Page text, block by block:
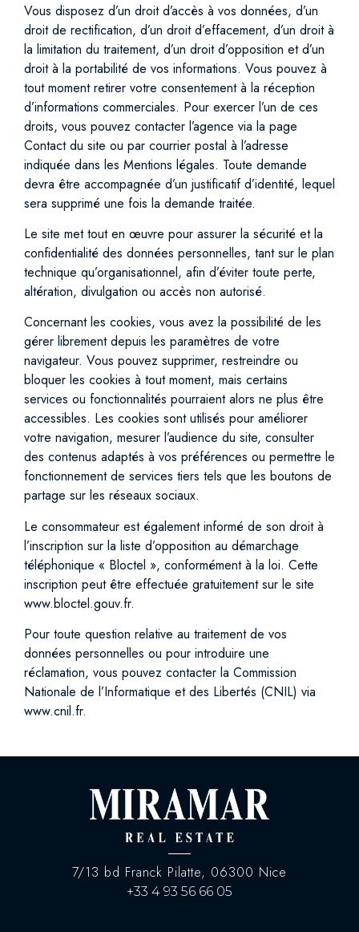
Vous disposez d’un droit d’accès à vos données, d’un
droit de rectification, d’un droit d’effacement, d’un droit à
la limitation du traitement, d’un droit d’opposition et d’un
droit à la portabilité de vos informations. Vous pouvez à
tout moment retirer votre consentement à la réception
d’informations commerciales. Pour exercer l’un de ces
droits, vous pouvez contacter l’agence via la page
Contact du site ou par courrier postal à l’adresse
indiquée dans les Mentions légales. Toute demande
devra être accompagnée d’un justificatif d’identité, lequel
sera supprimé une fois la demande traitée.
Le site met tout en œuvre pour assurer la sécurité et la
confidentialité des données personnelles, tant sur le plan
technique qu’organisationnel, afin d’éviter toute perte,
altération, divulgation ou accès non autorisé.
Concernant les cookies, vous avez la possibilité de les
gérer librement depuis les paramètres de votre
navigateur. Vous pouvez supprimer, restreindre ou
bloquer les cookies à tout moment, mais certains
services ou fonctionnalités pourraient alors ne plus être
accessibles. Les cookies sont utilisés pour améliorer
votre navigation, mesurer l’audience du site, consulter
des contenus adaptés à vos préférences ou permettre le
fonctionnement de services tiers tels que les boutons de
partage sur les réseaux sociaux.
Le consommateur est également informé de son droit à
l’inscription sur la liste d’opposition au démarchage
téléphonique « Bloctel », conformément à la loi. Cette
inscription peut être effectuée gratuitement sur le site
www.bloctel.gouv.fr.
Pour toute question relative au traitement de vos
données personnelles ou pour introduire une
réclamation, vous pouvez contacter la Commission
Nationale de l’Informatique et des Libertés (CNIL) via
www.cnil.fr.
7/13 bd Franck Pilatte, 06300 Nice
+33 4 93 56 66 05